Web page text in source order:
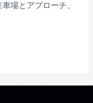
場とアプローチ、